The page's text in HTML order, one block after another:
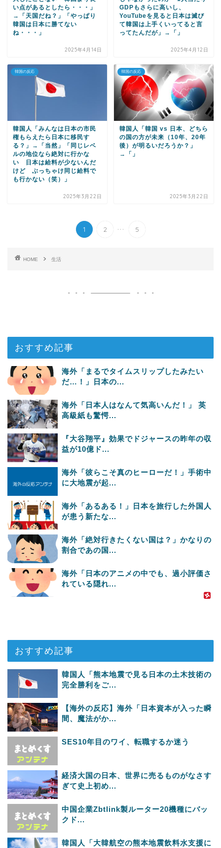
い点があるとしたら・・・」
→「天国だね？」「やっぱり
韓国は日本に勝てない
ね・・・」
2025年4月14日
GDPもさらに高いし、
YouTubeを見ると日本は滅び
て韓国は上手くいってると言
ってたんだが」→「」
2025年4月12日
韓国の反応
韓国人「みんなは日本の市民
権もらえたら日本に移民す
る？」→「当然」「同じレベ
ルの地位なら絶対に行かな
い 日本は給料が少ないんだ
けど ぶっちゃけ同じ給料で
も行かない（笑）」
2025年3月22日
韓国の反応
韓国人「韓国 vs 日本、どちら
の国の方が未来（10年、20年
後）が明るいだろうか？」
→「」
2025年3月22日
1 2 ... 5
HOME 生活
おすすめ記事
海外「まるでタイムスリップしたみたい
だ…！」日本の...
海外「日本人はなんて気高いんだ！」 英
高級紙も驚愕...
『大谷翔平』効果でドジャースの昨年の収
益が10億ド...
海外「彼らこそ真のヒーローだ！」手術中
に大地震が起...
海外「あるある！」日本を旅行した外国人
が患う新たな...
海外「絶対行きたくない国は？」かなりの
割合であの国...
海外「日本のアニメの中でも、過小評価さ
れている隠れ...
おすすめ記事
韓国人「熊本地震で見る日本の土木技術の
完全勝利をご...
【海外の反応】海外「日本資本が入った瞬
間、魔法がか...
SES10年目のワイ、転職するか迷う
経済大国の日本、世界に売るものがなさす
ぎて史上初め...
中国企業Zbtlink製ルーター20機種にバッ
クド...
韓国人「大韓航空の熊本地震飲料水支援に